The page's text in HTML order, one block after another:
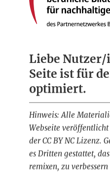
Liebe
Seite ist für
optimiert.
Hinweis: Alle
Webseite
der CC BY NC Lizenz.
es Dritten gestattet,
remixen, zu